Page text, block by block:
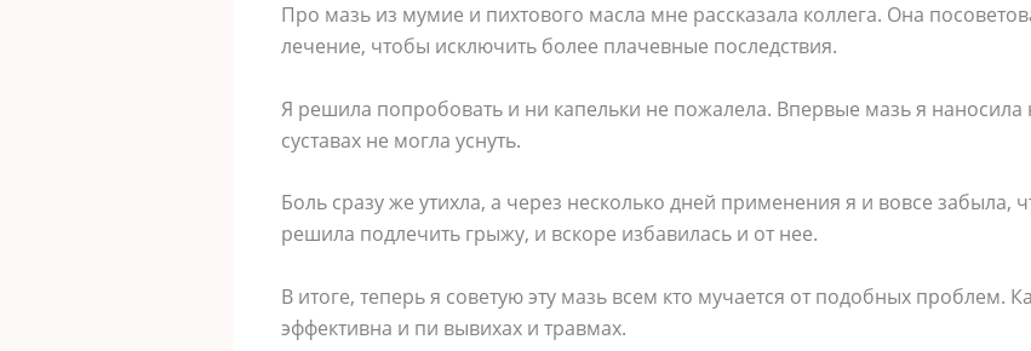
Про мазь из мумие и пихтового масла мне рассказала коллега. Она
лечение, чтобы исключить более плачевные последствия.
Я решила попробовать и ни капельки не пожалела. Впервые мазь я наносила
суставах не могла уснуть.
Боль сразу же утихла, а через несколько дней применения я и вовсе забыла,
решила подлечить грыжу, и вскоре избавилась и от нее.
В итоге, теперь я советую эту мазь всем кто мучается от подобных проблем.
эффективна и пи вывихах и травмах.